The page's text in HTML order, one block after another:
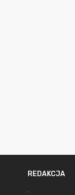
REDAKCJA
.